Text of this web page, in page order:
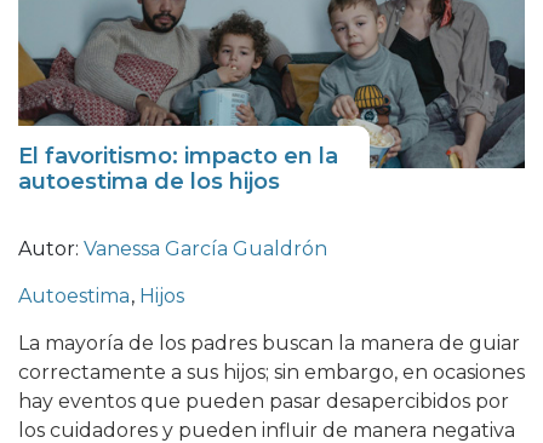
El favoritismo: impacto en la
autoestima de los hijos
Autor: Vanessa García Gualdrón
Autoestima, Hijos
La mayoría de los padres buscan la manera de guiar
correctamente a sus hijos; sin embargo, en ocasiones
hay eventos que pueden pasar desapercibidos por
los cuidadores y pueden influir de manera negativa